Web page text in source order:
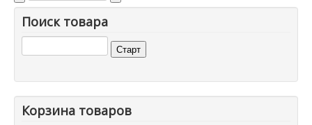
Поиск товара
Корзина товаров